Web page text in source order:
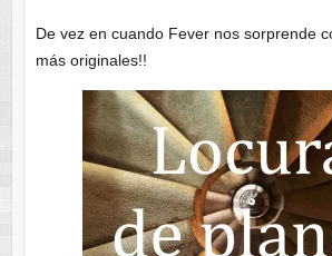
De vez en cuando Fever nos sorprende
más originales!!